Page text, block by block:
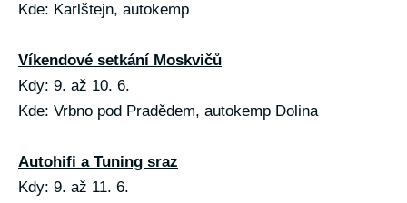
Kde: Karlštejn, autokemp
Víkendové setkání Moskvičů
Kdy: 9. až 10. 6.
Kde: Vrbno pod Pradědem, autokemp Dolina
Autohifi a Tuning sraz
Kdy: 9. až 11. 6.